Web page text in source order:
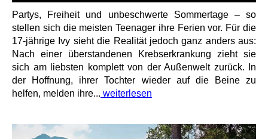
Partys, Freiheit und unbeschwerte Sommertage – so
stellen sich die meisten Teenager ihre Ferien vor. Für die
17-jährige Ivy sieht die Realität jedoch ganz anders aus:
Nach einer überstandenen Krebserkrankung zieht sie
sich am liebsten komplett von der Außenwelt zurück. In
der Hoffnung, ihrer Tochter wieder auf die Beine zu
helfen, melden ihre... weiterlesen